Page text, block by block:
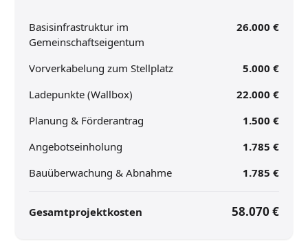
Basisinfrastruktur im
Gemeinschaftseigentum
26.000 €
Vorverkabelung zum Stellplatz
5.000 €
Ladepunkte (Wallbox)
22.000 €
Planung & Förderantrag
1.500 €
Angebotseinholung
1.785 €
Bauüberwachung & Abnahme
1.785 €
Gesamtprojektkosten 58.070 €